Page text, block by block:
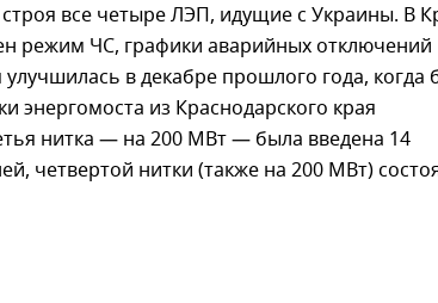
все четыре ЛЭП, идущие с Украины. В
режим ЧС, графики аварийных отключений
улучшилась в декабре прошлого года, когда
энергомоста из Краснодарского края
нитка — на 200 МВт — была введена 14
четвертой нитки (также на 200 МВт)